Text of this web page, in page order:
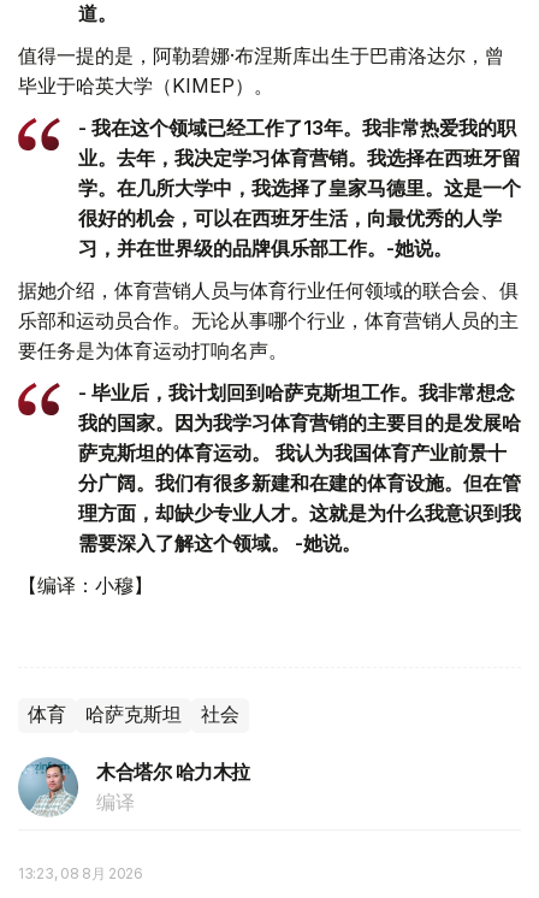
道。
值得一提的是，阿勒碧娜·布涅斯库出生于巴甫洛达尔，曾
毕业于哈英大学（KIMEP）。
- 我在这个领域已经工作了13年。我非常热爱我的职
业。去年，我决定学习体育营销。我选择在西班牙留
学。在几所大学中，我选择了皇家马德里。这是一个
很好的机会，可以在西班牙生活，向最优秀的人学
习，并在世界级的品牌俱乐部工作。-她说。
据她介绍，体育营销人员与体育行业任何领域的联合会、俱
乐部和运动员合作。无论从事哪个行业，体育营销人员的主
要任务是为体育运动打响名声。
- 毕业后，我计划回到哈萨克斯坦工作。我非常想念
我的国家。因为我学习体育营销的主要目的是发展哈
萨克斯坦的体育运动。 我认为我国体育产业前景十
分广阔。我们有很多新建和在建的体育设施。但在管
理方面，却缺少专业人才。这就是为什么我意识到我
需要深入了解这个领域。 -她说。
【编译：小穆】
体育 哈萨克斯坦 社会
木合塔尔 哈力木拉
编译
13:23, 08 8月 2026